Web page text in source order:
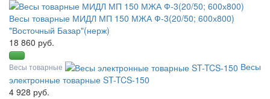
Весы товарные МИДЛ МП 150 МЖА Ф-3(20/50; 600х800)
"Восточный Базар"(нерж)
18 860 руб.
Весы товарные
Весы
электронные товарные ST-TCS-150
4 928 руб.